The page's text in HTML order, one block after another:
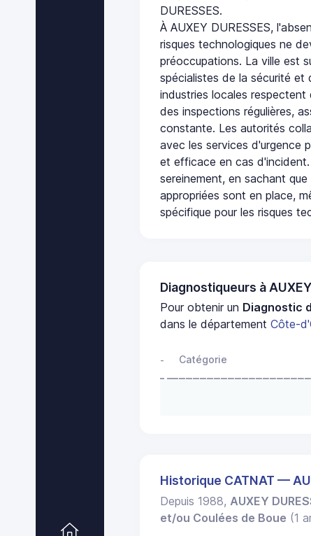
DURESSES.
À AUXEY DURESSES,
risques technologiques ne
préoccupations. La ville est
spécialistes de la sécurité et
industries locales
des inspections régulières,
constante. Les autorités
avec les services d'urgence
et efficace en cas
sereinement, en sachant
appropriées sont en place,
spécifique pour les risques
Diagnostiqueurs à AUXEY
Pour obtenir un Diagnostic
dans le départementCôte-
- Catégorie
Historique CATNAT —
Depuis 1988, AUXEY
et/ou Coulées de Boue (1